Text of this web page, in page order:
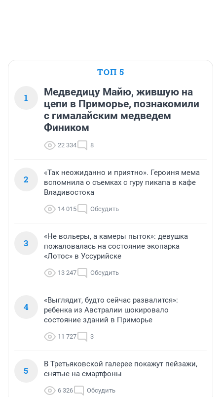
ТОП 5
1
Медведицу Майю, жившую на
цепи в Приморье, познакомили
с гималайским медведем
Фиником
22 334 8
2
«Так неожиданно и приятно». Героиня мема
вспомнила о съемках с гуру пикапа в кафе
Владивостока
14 015 Обсудить
3
«Не вольеры, а камеры пыток»: девушка
пожаловалась на состояние экопарка
«Лотос» в Уссурийске
13 247 Обсудить
4
«Выглядит, будто сейчас развалится»:
ребенка из Австралии шокировало
состояние зданий в Приморье
11 727 3
5
В Третьяковской галерее покажут пейзажи,
снятые на смартфоны
6 326 Обсудить